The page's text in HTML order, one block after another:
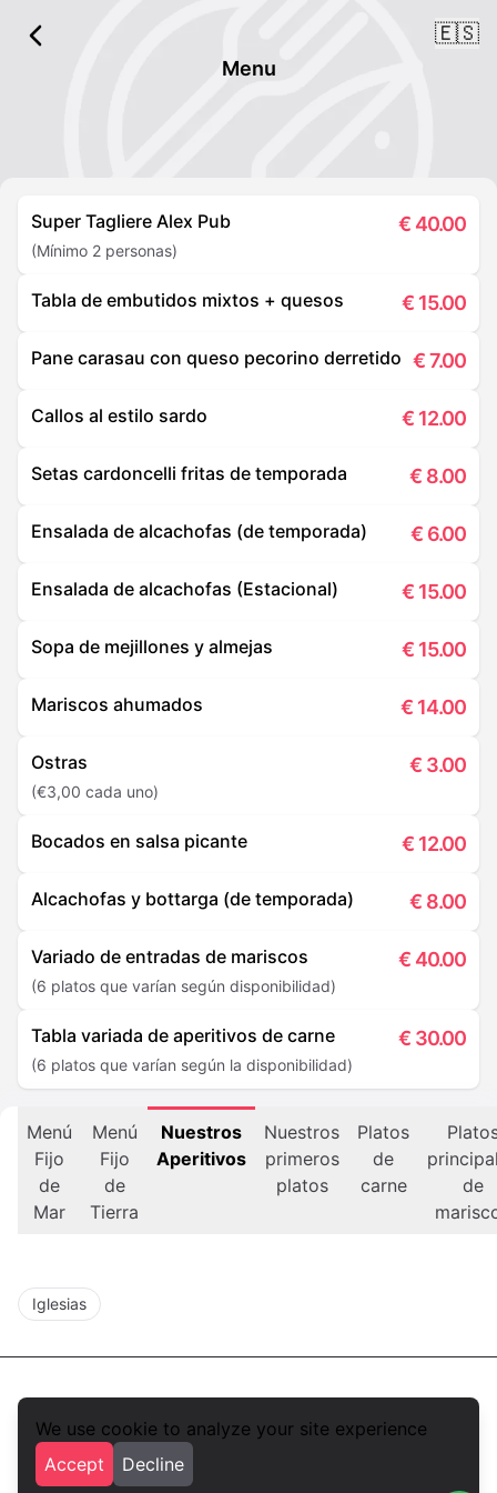
We use cookie to analyze your site experience
Accept
Decline
🇪🇸
Menu
Super Tagliere Alex Pub € 40.00
(Mínimo 2 personas)
Tabla de embutidos mixtos + quesos € 15.00
Pane carasau con queso pecorino derretido €7.00
Callos al estilo sardo € 12.00
Setas cardoncelli fritas de temporada € 8.00
Ensalada de alcachofas (de temporada) € 6.00
Ensalada de alcachofas (Estacional) € 15.00
Sopa de mejillones y almejas € 15.00
Mariscos ahumados € 14.00
Ostras € 3.00
(€3,00 cada uno)
Bocados en salsa picante € 12.00
Alcachofas y bottarga (de temporada) € 8.00
Variado de entradas de mariscos € 40.00
(6 platos que varían según disponibilidad)
Tabla variada de aperitivos de carne € 30.00
(6 platos que varían según la disponibilidad)
Menú
Fijo
de
Mar
Menú
Fijo
de
Tierra
Nuestros
Aperitivos
Nuestros
primeros
platos
Platos
de
carne
de
Iglesias